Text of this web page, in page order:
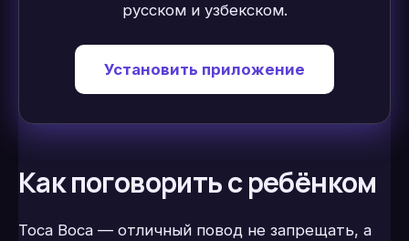
русском и узбекском.
Установить приложение
Как поговорить с ребёнком
Toca Boca — отличный повод не запрещать, а